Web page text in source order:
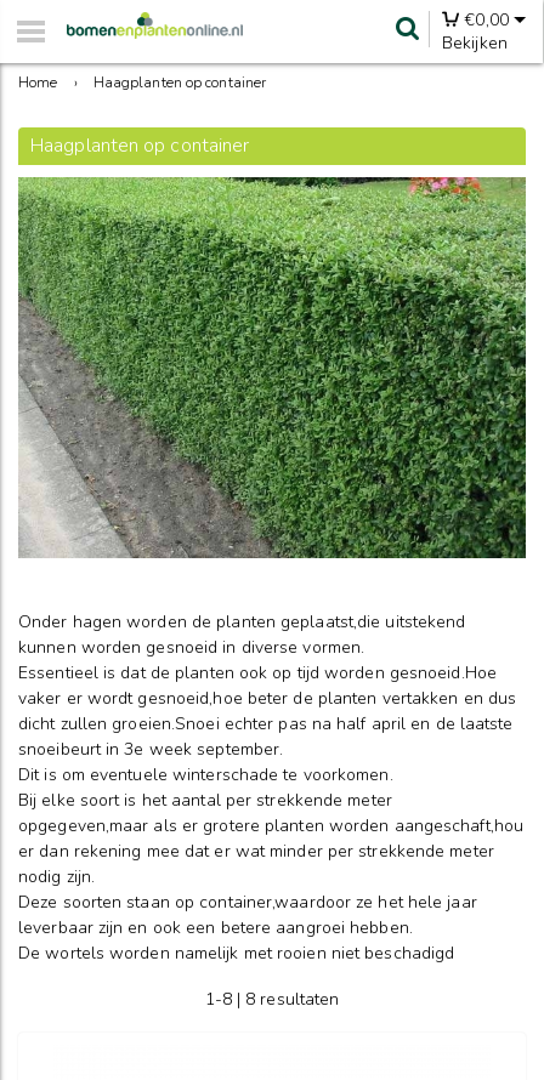
€0,00
Bekijken
Home › Haagplanten op container
Haagplanten op container
Onder hagen worden de planten geplaatst,die uitstekend
kunnen worden gesnoeid in diverse vormen.
Essentieel is dat de planten ook op tijd worden gesnoeid.Hoe
vaker er wordt gesnoeid,hoe beter de planten vertakken en dus
dicht zullen groeien.Snoei echter pas na half april en de laatste
snoeibeurt in 3e week september.
Dit is om eventuele winterschade te voorkomen.
Bij elke soort is het aantal per strekkende meter
opgegeven,maar als er grotere planten worden aangeschaft,hou
er dan rekening mee dat er wat minder per strekkende meter
nodig zijn.
Deze soorten staan op container,waardoor ze het hele jaar
leverbaar zijn en ook een betere aangroei hebben.
De wortels worden namelijk met rooien niet beschadigd
1-8 | 8 resultaten